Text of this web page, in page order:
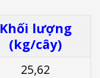
Khối lượng
(kg/cây)
25,62